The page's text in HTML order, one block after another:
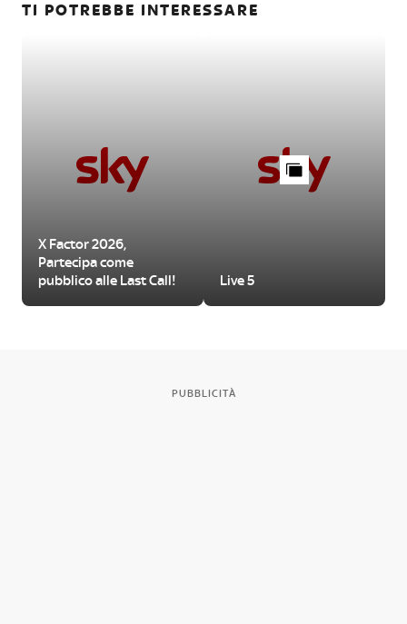
TI POTREBBE INTERESSARE
X Factor 2026,
Partecipa come
pubblico alle Last Call!
Live 5
PUBBLICITÀ